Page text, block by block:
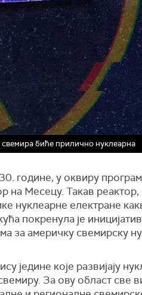
биће прилично нуклеарна
године, у оквиру
на Месецу. Такав
нуклеарне електране
покренула је
за америчку свемирску
једине које развијају
За ову област све